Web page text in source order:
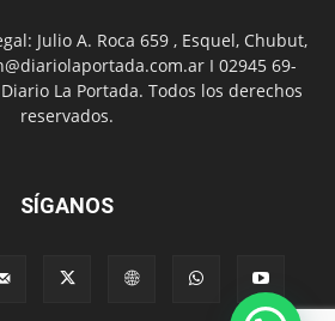
Julio A. Roca 659 , Esquel, Chubut,
I 02945 69-
La Portada. Todos los derechos
reservados.
SÍGANOS